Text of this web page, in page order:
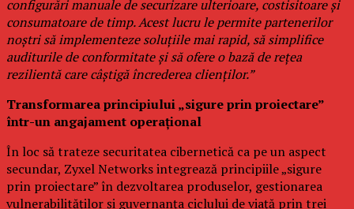
configurări manuale de securizare ulterioare, costisitoare și
consumatoare de timp. Acest lucru le permite partenerilor
noștri să implementeze soluțiile mai rapid, să simplifice
auditurile de conformitate și să ofere o bază de rețea
rezilientă care câștigă încrederea clienților.”
Transformarea principiului „sigure prin proiectare”
într-un angajament operațional
În loc să trateze securitatea cibernetică ca pe un aspect
secundar, Zyxel Networks integrează principiile „sigure
prin proiectare” în dezvoltarea produselor, gestionarea
vulnerabilităților și guvernanța ciclului de viață prin trei